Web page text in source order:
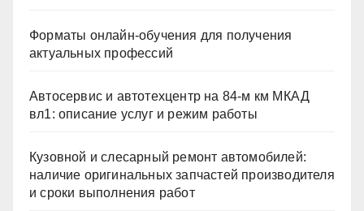
Форматы онлайн-обучения для получения
актуальных профессий
Автосервис и автотехцентр на 84-м км МКАД
вл1: описание услуг и режим работы
Кузовной и слесарный ремонт автомобилей:
наличие оригинальных запчастей производителя
и сроки выполнения работ